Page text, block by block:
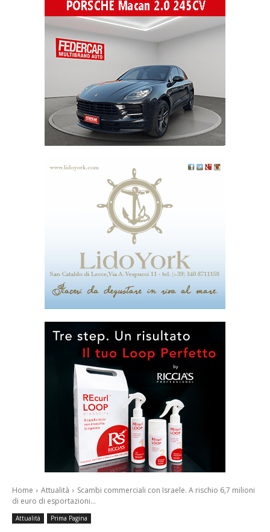
Home Attualità
Scambi commerciali con Israele. A rischio 6,7 milioni
di euro di esportazioni...
Attualità Prima Pagina